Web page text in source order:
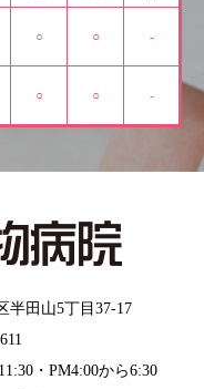
○ ○ -
○ ○ -
半田山5丁目37-17
・PM4:00から6:30